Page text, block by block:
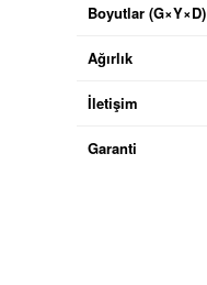
Boyutlar (G×Y×D)
Ağırlık
İletişim
Garanti